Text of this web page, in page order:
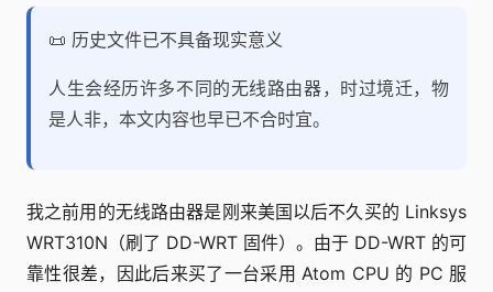
📜 历史文件已不具备现实意义
人生会经历许多不同的无线路由器，时过境迁，物
是人非，本文内容也早已不合时宜。
我之前用的无线路由器是刚来美国以后不久买的 Linksys
WRT310N（刷了 DD-WRT 固件）。由于 DD-WRT 的可
靠性很差，因此后来买了一台采用 Atom CPU 的 PC 服